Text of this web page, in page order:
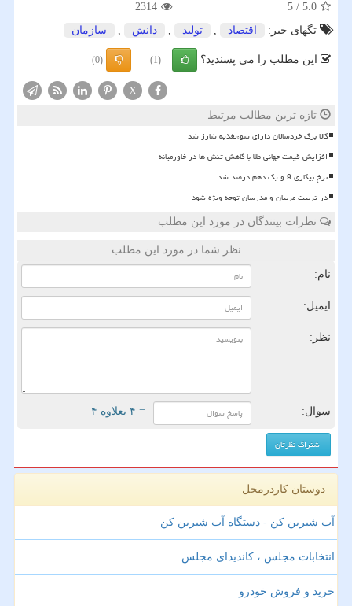
5.0
/
5
2314
تگهای خبر:
اقتصاد , تولید , دانش , سازمان
این مطلب را می پسندید؟ (1)
(0)
X
تازه ترین مطالب مرتبط
کالا برگ خردسالان دارای سوءتغذیه شارژ شد
افزایش قیمت جهانی طلا با کاهش تنش ها در خاورمیانه
نرخ بیکاری 9 و یک دهم درصد شد
در تربیت مربیان و مدرسان توجه ویژه شود
نظرات بینندگان در مورد این مطلب
نظر شما در مورد این مطلب
نام:
ایمیل:
نظر:
سوال: = ۴ بعلاوه ۴
دوستان کاردرمحل
آب شیرین کن - دستگاه آب شیرین کن
انتخابات مجلس ، کاندیدای مجلس
خرید و فروش خودرو